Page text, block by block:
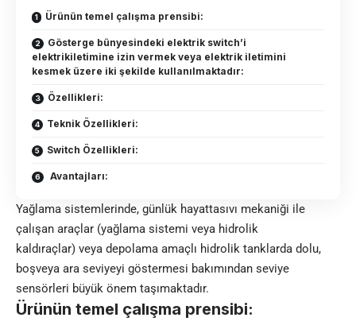
Ürünün temel çalışma prensibi:
Gösterge bünyesindeki elektrik switch’i
elektrikiletimine izin vermek veya elektrik iletimini
kesmek üzere iki şekilde kullanılmaktadır:
Özellikleri:
Teknik Özellikleri:
Switch Özellikleri:
Avantajları:
Yağlama sistemlerinde, günlük hayattasıvı mekaniği ile
çalışan araçlar (yağlama sistemi veya hidrolik
kaldıraçlar) veya depolama amaçlı hidrolik tanklarda dolu,
boşveya ara seviyeyi göstermesi bakımından seviye
sensörleri büyük önem taşımaktadır.
Ürünün temel çalışma prensibi: